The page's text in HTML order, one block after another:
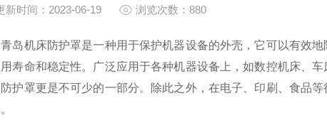
新时间：2023-06-19 浏览次数：880
机床防护罩是一种用于保护机器设备的外壳，它可以有效地
寿命和稳定性。广泛应用于各种机器设备上，如数控机床、
护罩更是不可少的一部分。除此之外，在电子、印刷、食品